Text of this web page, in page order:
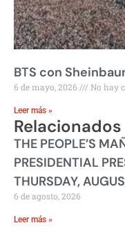
BTS con
6 de mayo, 2026 No hay
Leer más »
Relacionados
THE PEOPLE’S
PRESIDENTIAL
THURSDAY,
6 de agosto, 2026
Leer más »